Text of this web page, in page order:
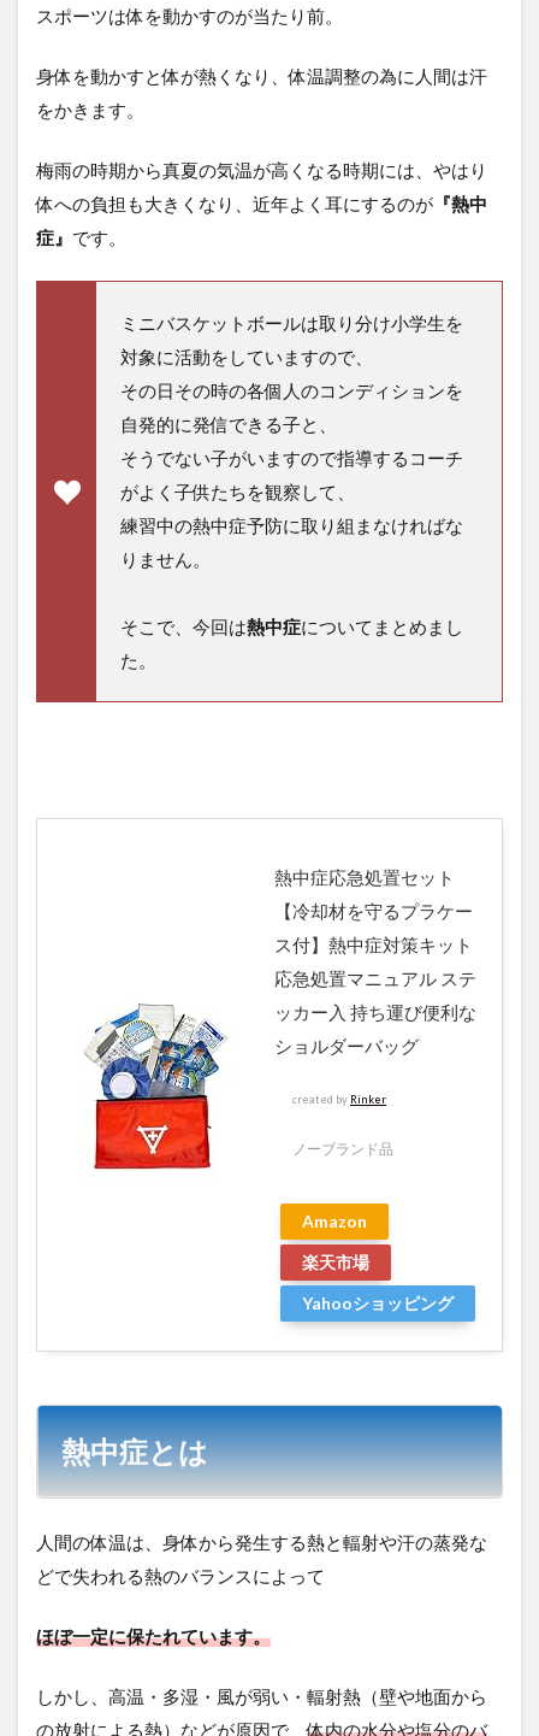
スポーツは体を動かすのが当たり前。
身体を動かすと体が熱くなり、体温調整の為に人間は汗
をかきます。
梅雨の時期から真夏の気温が高くなる時期には、やはり
体への負担も大きくなり、近年よく耳にするのが 『熱中
症』 です。
ミニバスケットボールは取り分け小学生を
対象に活動をしていますので、
その日その時の各個人のコンディションを
自発的に発信できる子と、
そうでない子がいますので指導するコーチ
がよく子供たちを観察して、
練習中の熱中症予防に取り組まなければな
りません。
そこで、今回は熱中症についてまとめまし
た。
熱中症応急処置セット
【冷却材を守るプラケー
ス付】熱中症対策キット
応急処置マニュアル ステ
ッカー入 持ち運び便利な
ショルダーバッグ
created by Rinker
ノーブランド品
Amazon
楽天市場
Yahooショッピング
熱中症とは
人間の体温は、身体から発生する熱と輻射や汗の蒸発な
どで失われる熱のバランスによって
ほぼ一定に保たれています。
しかし、高温・多湿・風が弱い・輻射熱（壁や地面から
の放射による熱）などが原因で、体内の水分や塩分のバ